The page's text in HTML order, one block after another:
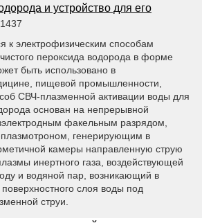
и устройство для его
к электрофизическим способам
пероксида водорода в форме
быть использовано в
пищевой промышленности,
СВЧ-плазменной активации воды для
основан на непрерывной
факельным разрядом,
генерирующим в
камеры направленную струю
инертного газа, воздействующей
и водяной пар, возникающий в
слоя воды под
струи.